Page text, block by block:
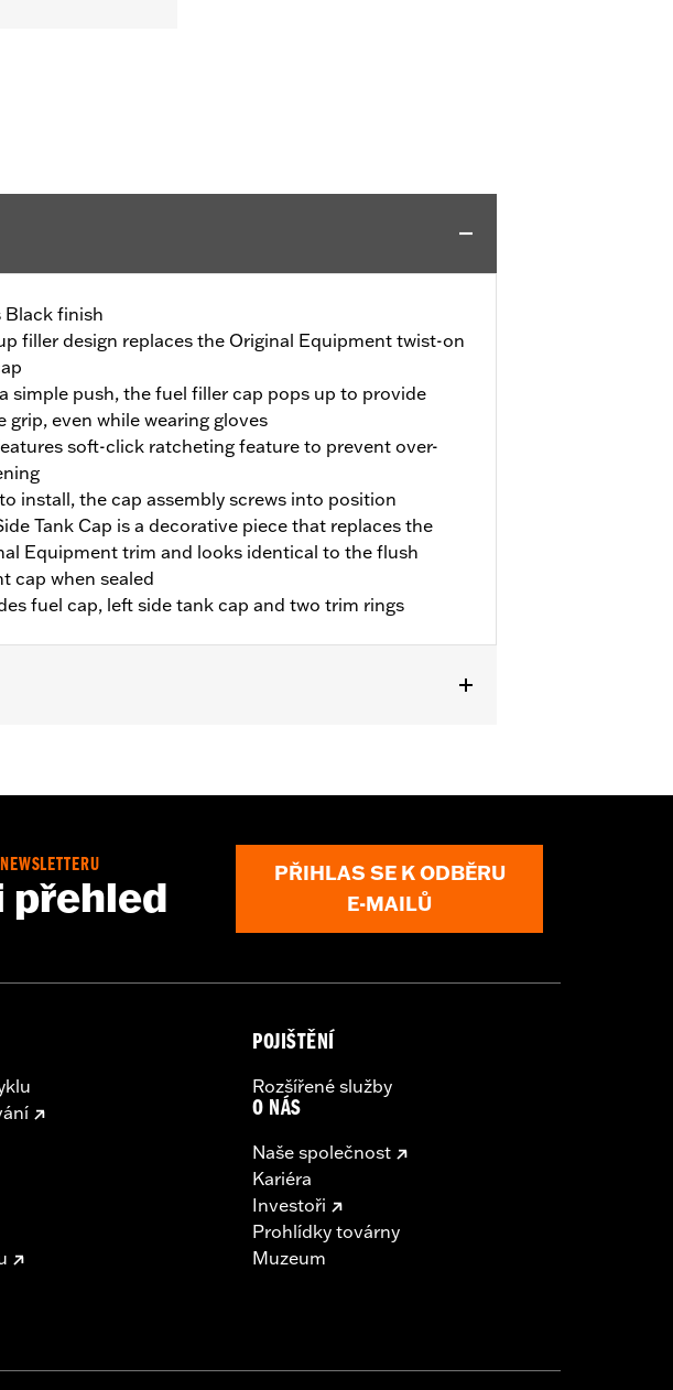
Black finish
filler design replaces the Original Equipment twist-on
simple push, the fuel filler cap pops up to provide
grip, even while wearing gloves
soft-click ratcheting feature to prevent over-
install, the cap assembly screws into position
Tank Cap is a decorative piece that replaces the
Equipment trim and looks identical to the flush
cap when sealed
fuel cap, left side tank cap and two trim rings
přehled
PŘIHLAS SE K ODBĚRU
E-MAILŮ
POJIŠTĚNÍ
Rozšířené služby
O NÁS
Naše společnost
Kariéra
Investoři
Prohlídky továrny
Muzeum